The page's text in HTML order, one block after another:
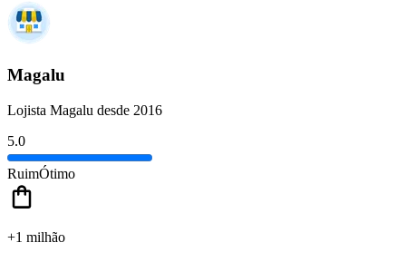
Magalu
Lojista Magalu desde 2016
5.0
RuimÓtimo
+1 milhão